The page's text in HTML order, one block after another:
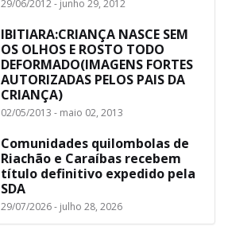
29/06/2012 - junho 29, 2012
IBITIARA:CRIANÇA NASCE SEM
OS OLHOS E ROSTO TODO
DEFORMADO(IMAGENS FORTES
AUTORIZADAS PELOS PAIS DA
CRIANÇA)
02/05/2013 - maio 02, 2013
Comunidades quilombolas de
Riachão e Caraíbas recebem
título definitivo expedido pela
SDA
29/07/2026 - julho 28, 2026